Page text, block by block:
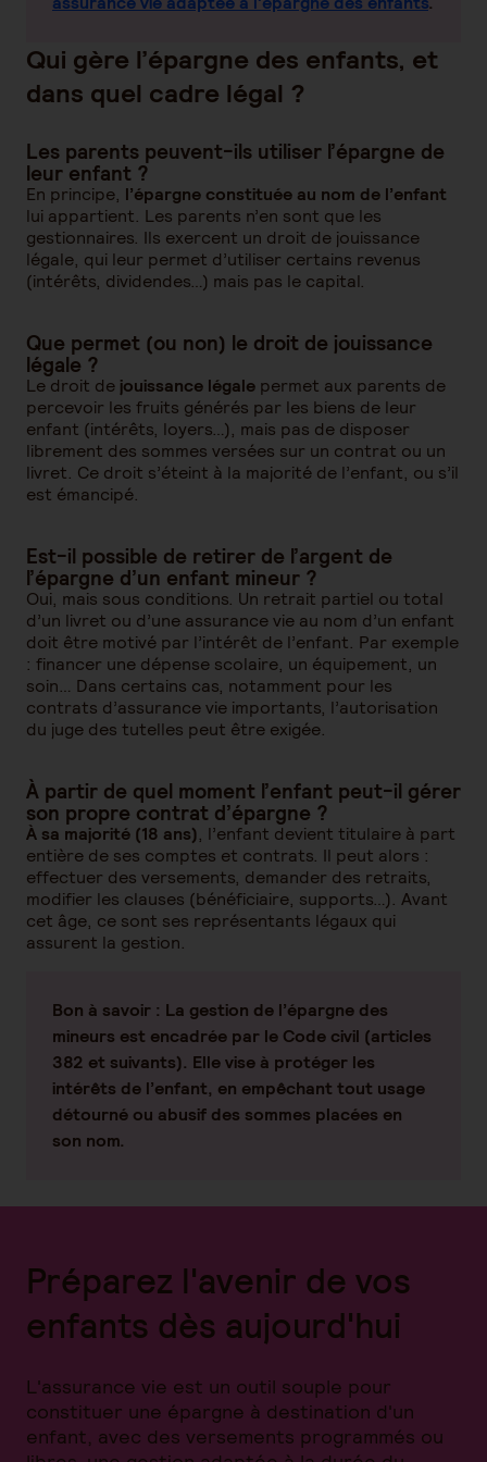
Qui gère l’épargne des enfants, et
dans quel cadre légal ?
Les parents peuvent-ils utiliser l’épargne de
leur enfant ?
En principe, l’épargne constituée au nom de l’enfant
lui appartient. Les parents n’en sont que les
gestionnaires. Ils exercent un droit de jouissance
légale, qui leur permet d’utiliser certains revenus
(intérêts, dividendes…) mais pas le capital.
Que permet (ou non) le droit de jouissance
légale ?
Le droit de jouissance légale permet aux parents de
percevoir les fruits générés par les biens de leur
enfant (intérêts, loyers…), mais pas de disposer
librement des sommes versées sur un contrat ou un
livret. Ce droit s’éteint à la majorité de l’enfant, ou s’il
est émancipé.
Est-il possible de retirer de l’argent de
l’épargne d’un enfant mineur ?
Oui, mais sous conditions. Un retrait partiel ou total
d’un livret ou d’une assurance vie au nom d’un enfant
doit être motivé par l’intérêt de l’enfant. Par exemple
: financer une dépense scolaire, un équipement, un
soin… Dans certains cas, notamment pour les
contrats d’assurance vie importants, l’autorisation
du juge des tutelles peut être exigée.
À partir de quel moment l’enfant peut-il gérer
son propre contrat d’épargne ?
À sa majorité (18 ans), l’enfant devient titulaire à part
entière de ses comptes et contrats. Il peut alors :
effectuer des versements, demander des retraits,
modifier les clauses (bénéficiaire, supports…). Avant
cet âge, ce sont ses représentants légaux qui
assurent la gestion.
Bon à savoir : La gestion de l’épargne des
mineurs est encadrée par le Code civil (articles
382 et suivants). Elle vise à protéger les
intérêts de l’enfant, en empêchant tout usage
détourné ou abusif des sommes placées en
son nom.
Préparez l'avenir de vos
enfants dès aujourd'hui
L'assurance vie est un outil souple pour
constituer une épargne à destination d'un
enfant, avec des versements programmés ou